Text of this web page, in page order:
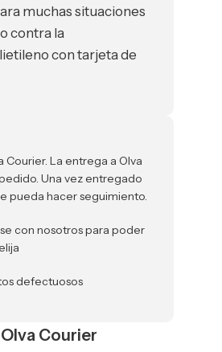
muchas situaciones
contra la
con tarjeta de
Courier. La entrega a Olva
Una vez entregado
pueda hacer seguimiento.
con nosotros para poder
defectuosos
Courier